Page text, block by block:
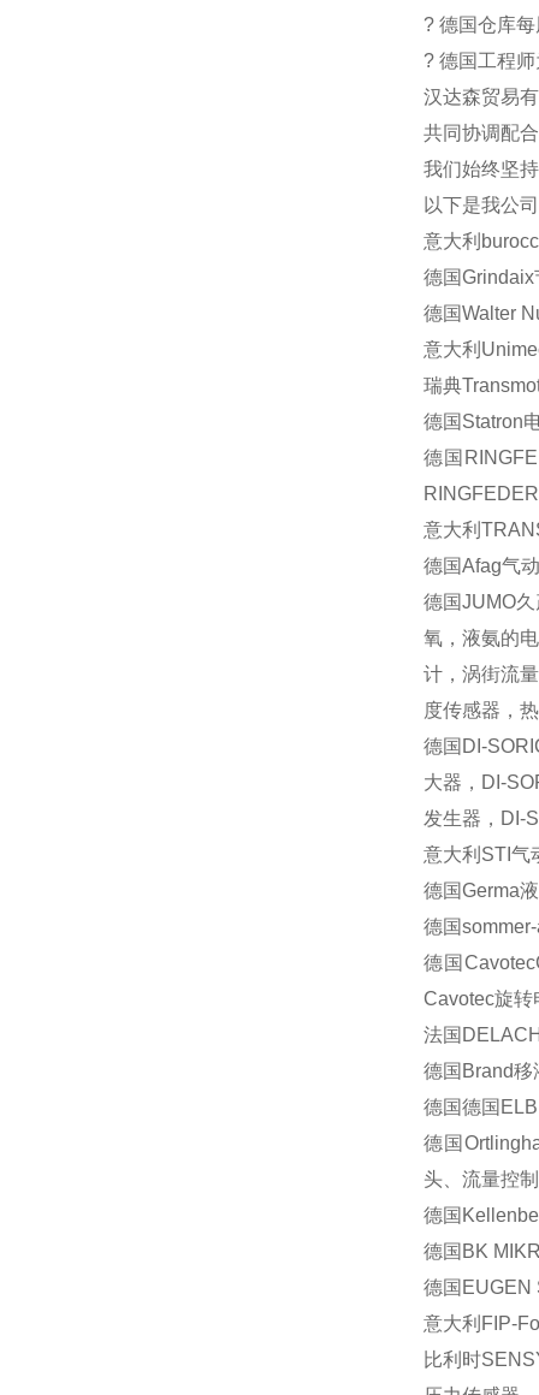
? 德国仓库
? 德国工程
汉达森贸易
共同协调配
我们始终坚持
以下是我公
意大利
德国Grindaix
德国Walter
意大利
瑞典
德国 Statron
德国
RINGFEDER
意大利
德国Afag气
德国JUMO
氧，液氨的
计，涡街
度传感器，
德国 DI-
大器， DI-
发生器， DI-
意大利 STI 气
德国Germa
德国
德国
Cavotec旋转
法国
德国 Brand移
德国德国
德国
头、流量控
德国
德国 BK
德国 EUGEN
意大利 FIP-
比利时